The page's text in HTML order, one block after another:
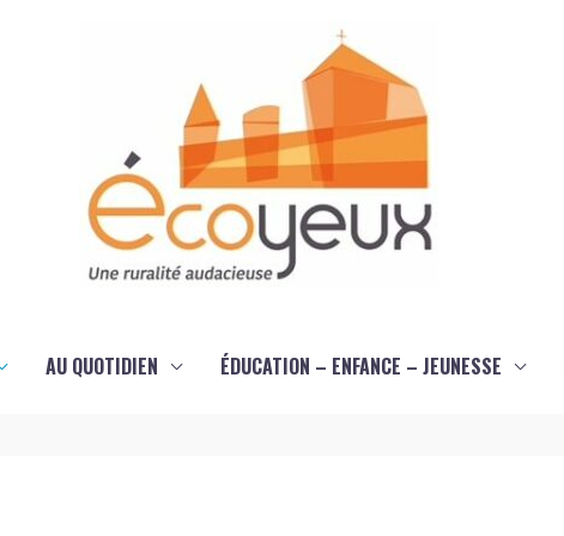
AU QUOTIDIEN ÉDUCATION – ENFANCE – JEUNESSE